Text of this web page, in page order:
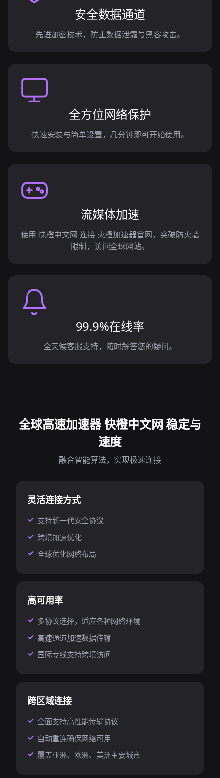
安全数据通道
先进加密技术，防止数据泄露与黑客攻击。
全方位网络保护
快速安装与简单设置，几分钟即可开始使用。
流媒体加速
使用 快橙中文网 连接 火橙加速器官网，突破防火墙
限制，访问全球网站。
99.9%在线率
全天候客服支持，随时解答您的疑问。
全球高速加速器 快橙中文网 稳定与
速度
融合智能算法，实现极速连接
灵活连接方式
支持新一代安全协议
跨境加速优化
全球优化网络布局
高可用率
多协议选择，适应各种网络环境
高速通道加速数据传输
国际专线支持跨境访问
跨区域连接
全面支持高性能传输协议
自动重连确保网络可用
覆盖亚洲、欧洲、美洲主要城市